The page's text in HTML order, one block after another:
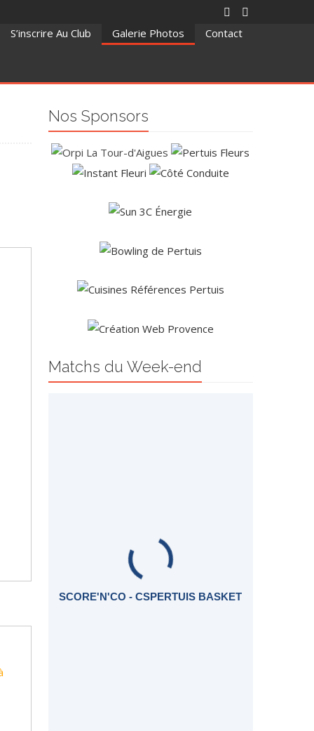
S’inscrire Au Club Galerie Photos Contact
Nos Sponsors
Matchs du Week-end
SCORE'N'CO - CSPERTUIS BASKET